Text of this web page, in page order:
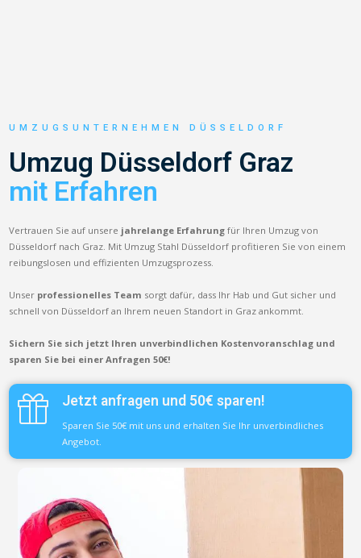
UMZUGSUNTERNEHMEN DÜSSELDORF
Umzug Düsseldorf Graz
mit Erfahren
Vertrauen Sie auf unsere jahrelange Erfahrung für Ihren Umzug von
Düsseldorf nach Graz. Mit Umzug Stahl Düsseldorf profitieren Sie von einem
reibungslosen und effizienten Umzugsprozess.
Unser professionelles Team sorgt dafür, dass Ihr Hab und Gut sicher und
schnell von Düsseldorf an Ihrem neuen Standort in Graz ankommt.
Sichern Sie sich jetzt Ihren unverbindlichen Kostenvoranschlag und
sparen Sie bei einer Anfragen 50€!
Jetzt anfragen und 50€ sparen!
Sparen Sie 50€ mit uns und erhalten Sie Ihr unverbindliches
Angebot.